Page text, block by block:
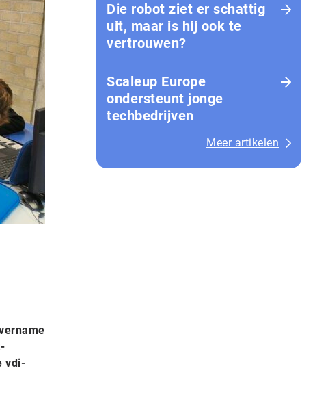
vdi-
Die robot ziet er schattig
uit, maar is hij ook te
vertrouwen?
Scaleup Europe
ondersteunt jonge
techbedrijven
Meer artikelen